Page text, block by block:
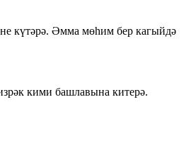
күтәрә. Әмма мөһим бер кагыйдә
кими башлавына китерә.